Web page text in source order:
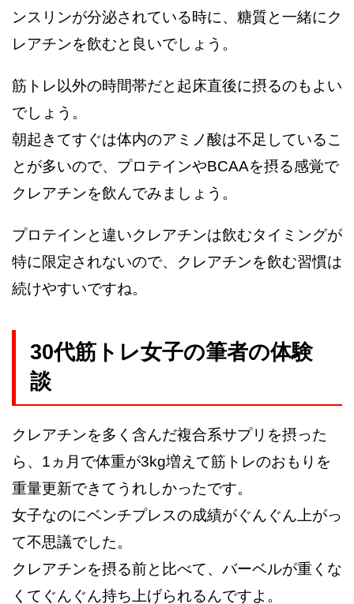
ンスリンが分泌されている時に、糖質と一緒にク
レアチンを飲むと良いでしょう。
筋トレ以外の時間帯だと起床直後に摂るのもよい
でしょう。
朝起きてすぐは体内のアミノ酸は不足しているこ
とが多いので、プロテインやBCAAを摂る感覚で
クレアチンを飲んでみましょう。
プロテインと違いクレアチンは飲むタイミングが
特に限定されないので、クレアチンを飲む習慣は
続けやすいですね。
30代筋トレ女子の筆者の体験
談
クレアチンを多く含んだ複合系サプリを摂った
ら、1ヵ月で体重が3kg増えて筋トレのおもりを
重量更新できてうれしかったです。
女子なのにベンチプレスの成績がぐんぐん上がっ
て不思議でした。
クレアチンを摂る前と比べて、バーベルが重くな
くてぐんぐん持ち上げられるんですよ。